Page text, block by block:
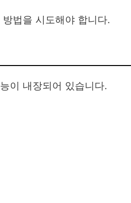
법을 시도해야 합니다.
이 내장되어 있습니다.